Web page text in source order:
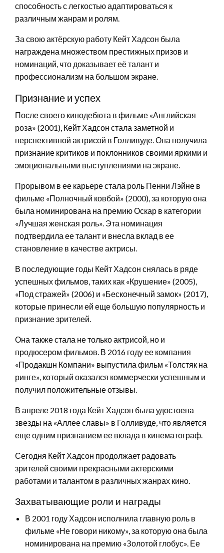
способность с легкостью адаптироваться к
различным жанрам и ролям.
За свою актёрскую работу Кейт Хадсон была
награждена множеством престижных призов и
номинаций, что доказывает её талант и
профессионализм на большом экране.
Признание и успех
После своего кинодебюта в фильме «Английская
роза» (2001), Кейт Хадсон стала заметной и
перспективной актрисой в Голливуде. Она получила
признание критиков и поклонников своими яркими и
эмоциональными выступлениями на экране.
Прорывом в ее карьере стала роль Пенни Лэйне в
фильме «Полночный ковбой» (2000), за которую она
была номинирована на премию Оскар в категории
«Лучшая женская роль». Эта номинация
подтвердила ее талант и внесла вклад в ее
становление в качестве актрисы.
В последующие годы Кейт Хадсон снялась в ряде
успешных фильмов, таких как «Крушение» (2005),
«Под стражей» (2006) и «Бесконечный замок» (2017),
которые принесли ей еще большую популярность и
признание зрителей.
Она также стала не только актрисой, но и
продюсером фильмов. В 2016 году ее компания
«Продакшн Компани» выпустила фильм «Толстяк на
ринге», который оказался коммерчески успешным и
получил положительные отзывы.
В апреле 2018 года Кейт Хадсон была удостоена
звезды на «Аллее славы» в Голливуде, что является
еще одним признанием ее вклада в кинематограф.
Сегодня Кейт Хадсон продолжает радовать
зрителей своими прекрасными актерскими
работами и талантом в различных жанрах кино.
Захватывающие роли и награды
В 2001 году Хадсон исполнила главную роль в
фильме «Не говори никому», за которую она была
номинирована на премию «Золотой глобус». Ее